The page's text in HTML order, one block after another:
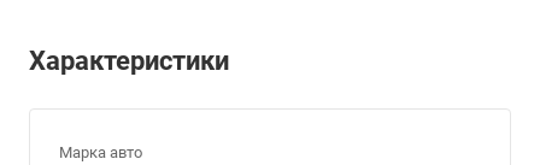
Характеристики
Марка авто